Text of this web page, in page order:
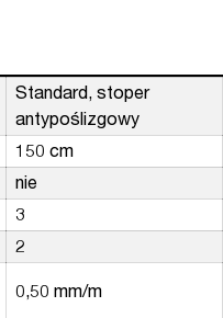
Standard, stoper
antypoślizgowy
150 cm
nie
3
2
0,50 mm/m